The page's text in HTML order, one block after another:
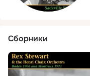
Сборники